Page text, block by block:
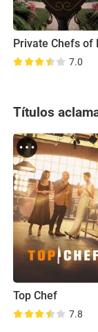
7.0
Títulos
Top Chef
7.8